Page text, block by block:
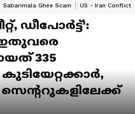
Sabarimala Ghee Scam US - Iran Conflict
ഡീപോർട്ട്':
335